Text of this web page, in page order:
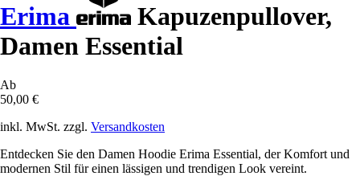
Erima
Kapuzenpullover,
Damen Essential
Ab
50,00 €
inkl. MwSt. zzgl. Versandkosten
Entdecken Sie den Damen Hoodie Erima Essential, der Komfort und
modernen Stil für einen lässigen und trendigen Look vereint.